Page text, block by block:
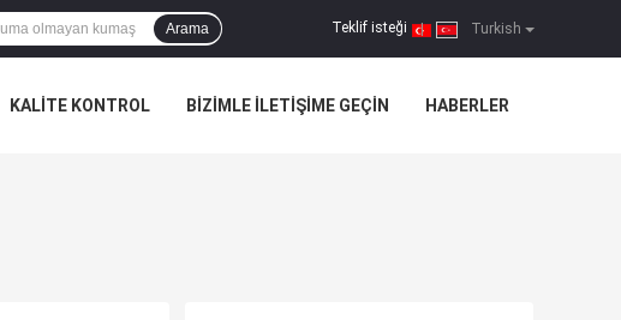
Turkish
Teklif isteği |
Arama
KALITE KONTROL BIZIMLE ILETIŞIME GEÇIN HABERLER